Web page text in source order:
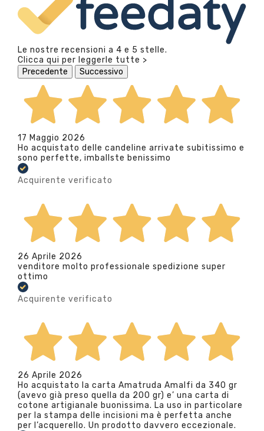
Le nostre recensioni a 4 e 5 stelle.
Clicca qui per leggerle tutte >
Precedente
Successivo
17 Maggio 2026
Ho acquistato delle candeline arrivate subitissimo e
sono perfette, imballste benissimo
Acquirente verificato
26 Aprile 2026
venditore molto professionale spedizione super
ottimo
Acquirente verificato
26 Aprile 2026
Ho acquistato la carta Amatruda Amalfi da 340 gr
(avevo già preso quella da 200 gr) e’ una carta di
cotone artigianale buonissima. La uso in particolare
per la stampa delle incisioni ma è perfetta anche
per l’acquerello. Un prodotto davvero eccezionale.